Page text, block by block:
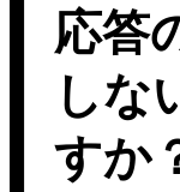
応答
しな
すか